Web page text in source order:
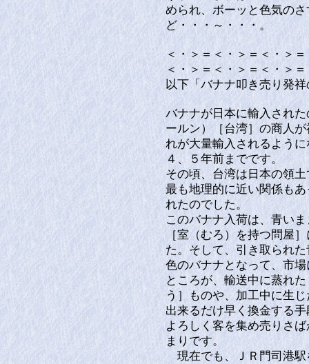
められ、ボーッと色気の
ど・・・～・・・。
＜・＞＝＜・＞＝＜・＞
＜・＞＝＜・＞＝＜・＞＝
以下「バナナ叩き売り発
バナナが日本に輸入され
ールン）［台湾］の商人
れが大量輸入されるよう
４、５年前までです。
その頃、台湾は日本の領
最も地理的に近い関係も
れたのでした。
このバナナ入荷は、青い
［室（むろ）を持つ問屋
た。そして、引き取られ
色のバナナとなって、市
ところが、輸送中に蒸れ
う］ものや、加工中に生
出来るだけ早く換金する
よろしく客を集め売りさ
まりです。
現在でも、ＪＲ門司港駅